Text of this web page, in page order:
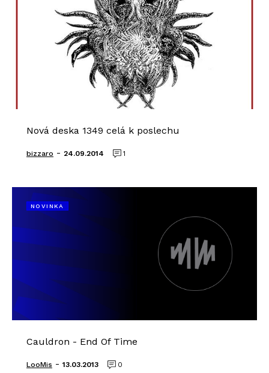
Nová deska 1349 celá k poslechu
bizzaro - 24.09.2014 1
NOVINKA
Cauldron - End Of Time
LooMis - 13.03.2013 0